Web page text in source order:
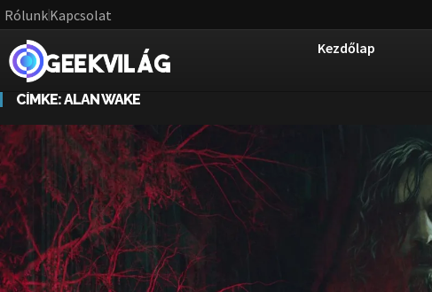
RólunkKapcsolat
Kezdőlap
CÍMKE:ALAN WAKE